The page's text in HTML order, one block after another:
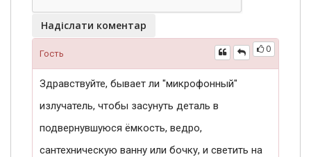
Надіслати коментар
0
Гость
Здравствуйте, бывает ли "микрофонный"
излучатель, чтобы засунуть деталь в
подвернувшуюся ёмкость, ведро,
сантехническую ванну или бочку, и светить на